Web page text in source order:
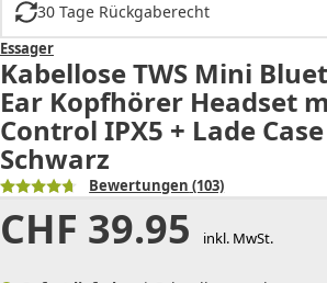
30 Tage Rückgaberecht
Essager
Kabellose TWS Mini
Ear Kopfhörer Headset
Control IPX5 + Lade
Schwarz
Bewertungen (103)
CHF 39.95 inkl. MwSt.